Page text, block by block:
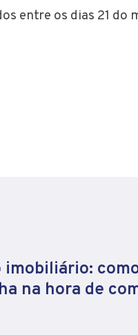
entre os dias 21 do
imobiliário:
na hora de